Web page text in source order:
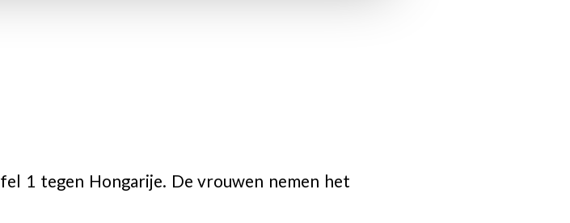
1 tegen Hongarije. De vrouwen nemen het